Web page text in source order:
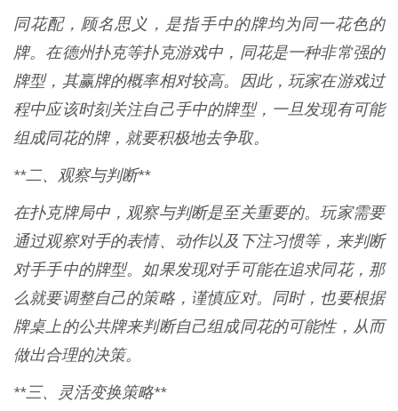
同花配，顾名思义，是指手中的牌均为同一花色的
牌。在德州扑克等扑克游戏中，同花是一种非常强的
牌型，其赢牌的概率相对较高。因此，玩家在游戏过
程中应该时刻关注自己手中的牌型，一旦发现有可能
组成同花的牌，就要积极地去争取。
**二、观察与判断**
在扑克牌局中，观察与判断是至关重要的。玩家需要
通过观察对手的表情、动作以及下注习惯等，来判断
对手手中的牌型。如果发现对手可能在追求同花，那
么就要调整自己的策略，谨慎应对。同时，也要根据
牌桌上的公共牌来判断自己组成同花的可能性，从而
做出合理的决策。
**三、灵活变换策略**